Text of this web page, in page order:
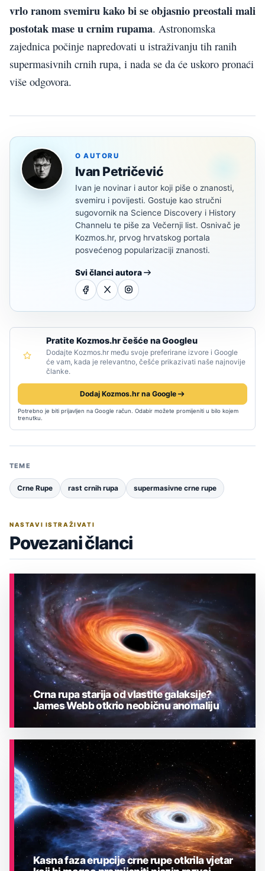
vrlo ranom svemiru kako bi se objasnio preostali mali
postotak mase u crnim rupama. Astronomska
zajednica počinje napredovati u istraživanju tih ranih
supermasivnih crnih rupa, i nada se da će uskoro pronaći
više odgovora.
O AUTORU
Ivan Petričević
Ivan je novinar i autor koji piše o znanosti,
svemiru i povijesti. Gostuje kao stručni
sugovornik na Science Discovery i History
Channelu te piše za Večernji list. Osnivač je
Kozmos.hr, prvog hrvatskog portala
posvećenog popularizaciji znanosti.
Svi članci autora
Pratite Kozmos.hr češće na Googleu
Dodajte Kozmos.hr među svoje preferirane izvore i Google
će vam, kada je relevantno, češće prikazivati naše najnovije
članke.
Dodaj Kozmos.hr na Google
Potrebno je biti prijavljen na Google račun. Odabir možete promijeniti u bilo kojem
trenutku.
TEME
Crne Rupe rast crnih rupa supermasivne crne rupe
NASTAVI ISTRAŽIVATI
Povezani članci
ASTRONOMIJA
Crna rupa starija od vlastite galaksije?
James Webb otkrio neobičnu anomaliju
Kasna faza erupcije crne rupe otkrila vjetar